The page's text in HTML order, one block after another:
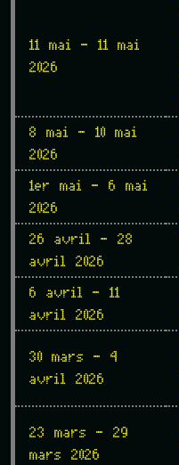
11 mai - 11 mai
2026
8 mai - 10 mai
2026
1er mai - 6 mai
2026
26 avril - 28
avril 2026
6 avril - 11
avril 2026
30 mars - 4
avril 2026
23 mars - 29
mars 2026